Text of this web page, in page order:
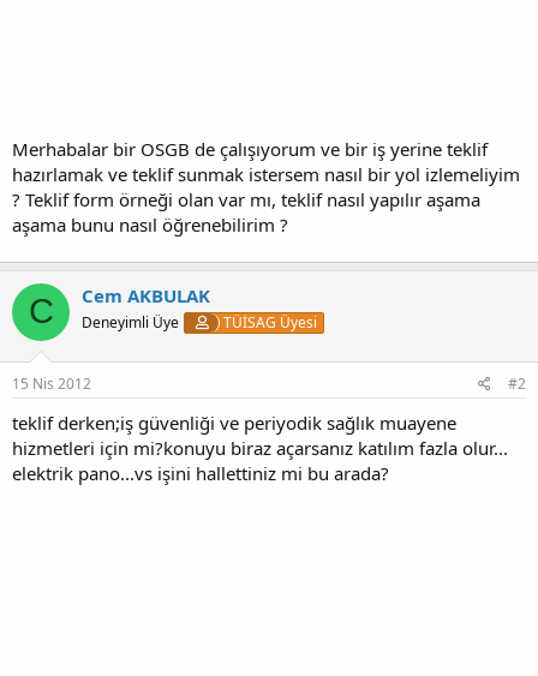
Merhabalar bir OSGB de çalışıyorum ve bir iş yerine teklif
hazırlamak ve teklif sunmak istersem nasıl bir yol izlemeliyim
? Teklif form örneği olan var mı, teklif nasıl yapılır aşama
aşama bunu nasıl öğrenebilirim ?
C Cem AKBULAK
Deneyimli Üye TÜİSAG Üyesi
15 Nis 2012 #2
teklif derken;iş güvenliği ve periyodik sağlık muayene
hizmetleri için mi?konuyu biraz açarsanız katılım fazla olur...
elektrik pano...vs işini hallettiniz mi bu arada?